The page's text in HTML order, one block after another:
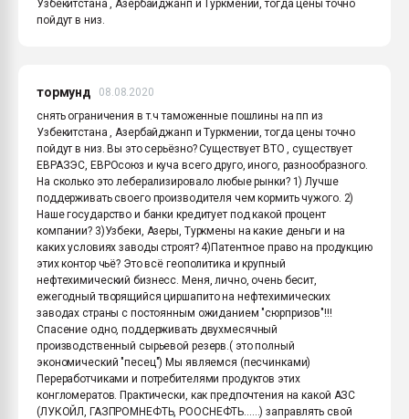
Узбекитстана , Азербайджанп и Туркмении, тогда цены точно
пойдут в низ.
тормунд
08.08.2020
снять ограничения в т.ч таможенные пошлины на пп из
Узбекитстана , Азербайджанп и Туркмении, тогда цены точно
пойдут в низ. Вы это серьёзно? Существует ВТО , существует
ЕВРАЗЭС, ЕВРОсоюз и куча всего друго, иного, разнообразного.
На сколько это леберализировало любые рынки? 1) Лучше
поддерживать своего производителя чем кормить чужого. 2)
Наше государство и банки кредитует под какой процент
компании? 3)Узбеки, Азеры, Туркмены на какие деньги и на
каких условиях заводы строят? 4)Патентное право на продукцию
этих контор чьё? Это всё геополитика и крупный
нефтехимический бизнесс. Меня, лично, очень бесит,
ежегодный творящийся циршапито на нефтехимических
заводах страны с постоянным ожиданием "сюрпризов"!!!
Спасение одно, поддерживать двухмесячный
производственный сырьевой резерв.( это полный
экономический "песец") Мы являемся (песчинками)
Переработчиками и потребителями продуктов этих
конгломератов. Практически, как предпочтения на какой АЗС
(ЛУКОЙЛ, ГАЗПРОМНЕФТЬ, РООСНЕФТЬ......) заправлять свой